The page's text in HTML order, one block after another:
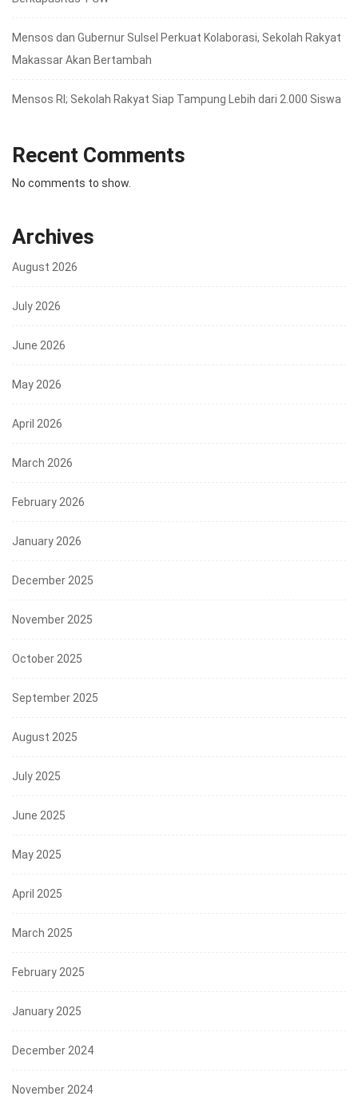
Mensos dan Gubernur Sulsel Perkuat Kolaborasi, Sekolah Rakyat
Makassar Akan Bertambah
Mensos RI; Sekolah Rakyat Siap Tampung Lebih dari 2.000 Siswa
Recent Comments
No comments to show.
Archives
August 2026
July 2026
June 2026
May 2026
April 2026
March 2026
February 2026
January 2026
December 2025
November 2025
October 2025
September 2025
August 2025
July 2025
June 2025
May 2025
April 2025
March 2025
February 2025
January 2025
December 2024
November 2024